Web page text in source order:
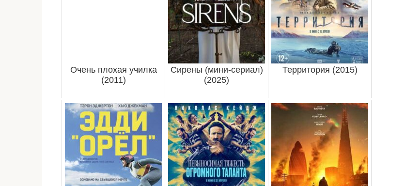
Очень плохая училка
(2011)
Сирены (мини-сериал)
(2025)
Территория (2015)